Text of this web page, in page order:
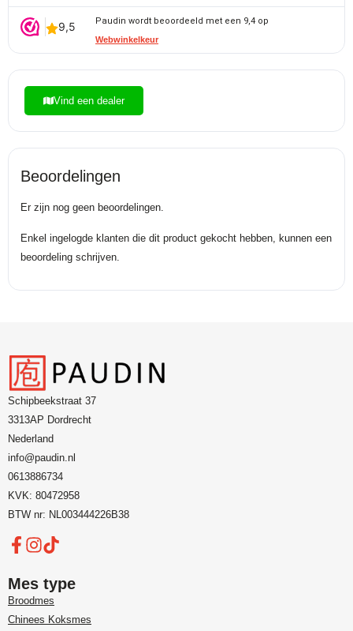
Paudin wordt beoordeeld met een 9,4 op
Webwinkelkeur
Vind een dealer
Beoordelingen
Er zijn nog geen beoordelingen.
Enkel ingelogde klanten die dit product gekocht hebben, kunnen een
beoordeling schrijven.
Schipbeekstraat 37
3313AP Dordrecht
Nederland
info@paudin.nl
0613886734
KVK: 80472958
BTW nr: NL003444226B38
Mes type
Broodmes
Chinees Koksmes